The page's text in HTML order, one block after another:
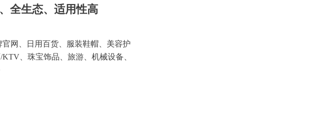
全生态、适用性高
网、日用百货、服装鞋帽、美容护
、珠宝饰品、旅游、机械设备、